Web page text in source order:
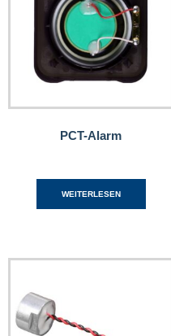
PCT-Alarm
WEITERLESEN